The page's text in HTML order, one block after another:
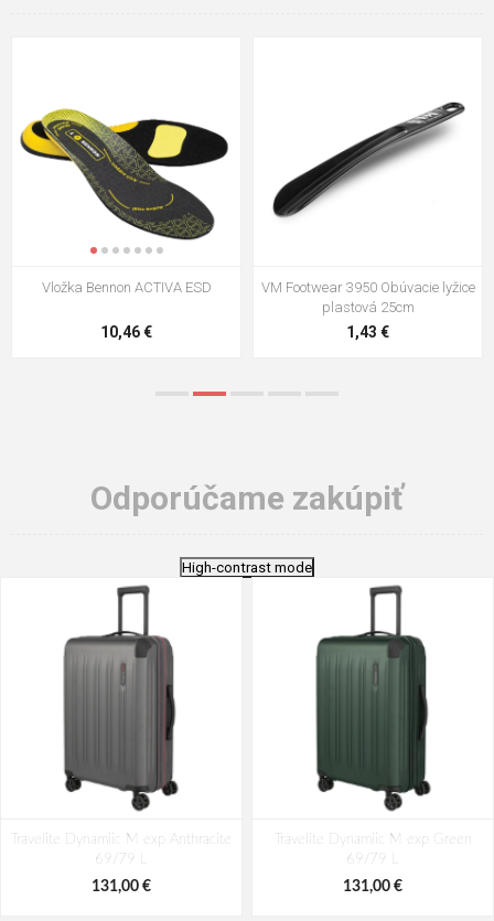
VM Footwear 3009 Vkladacia
5,21 €
VM Footwear 3102 Šnúrky ploché
0,79 €
Odporúčame zakúpiť
High-contrast mode
Travelite Dynamiic M exp Anthracite
69/79 L
131,00 €
Travelite Dynamiic M exp Green
69/79 L
131,00 €